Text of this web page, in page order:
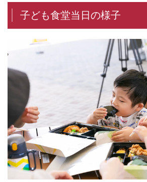
子ども食堂当日の様子